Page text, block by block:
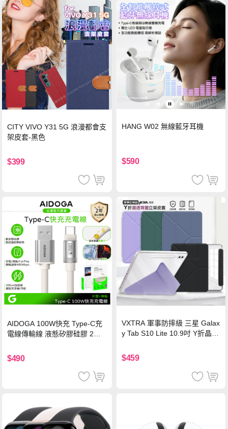
CITY VIVO Y31 5G 浪漫都會支
架皮套-黑色
$399
HANG W02 無線藍牙耳機
$590
AIDOGA 100W快充 Type-C充
電線傳輸線 液態矽膠硅膠 2M
$490
VXTRA 軍事防摔級 三星 Galax
y Tab S10 Lite 10.9吋 Y折晶透
$459